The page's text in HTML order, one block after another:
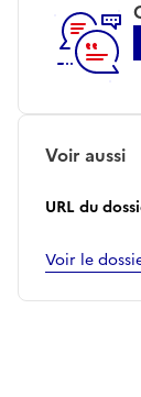
Voir aussi
URL du
Voir le